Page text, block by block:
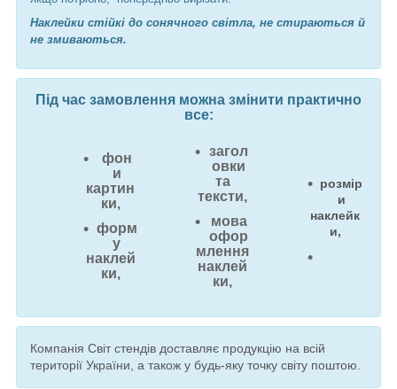
Наклейки стійкі до сонячного світла, не стираються й
не змиваються.
Під час замовлення можна змінити практично
все:
фон
и
картин
ки,
форм
у
наклей
ки,
загол
овки
та
тексти,
мова
офор
млення
наклей
ки,
розмір
и
наклейк
и,
Компанія Світ стендів доставляє продукцію на всій
території України, а також у будь-яку точку світу поштою.